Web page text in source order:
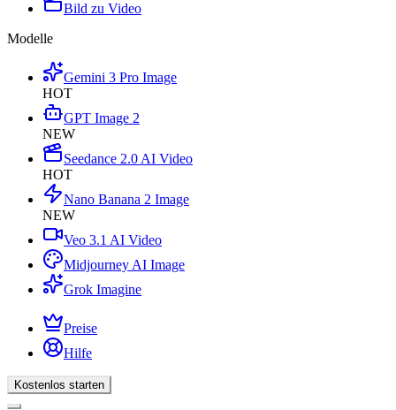
Bild zu Video
Modelle
Gemini 3 Pro Image
HOT
GPT Image 2
NEW
Seedance 2.0 AI Video
HOT
Nano Banana 2 Image
NEW
Veo 3.1 AI Video
Midjourney AI Image
Grok Imagine
Preise
Hilfe
Kostenlos starten